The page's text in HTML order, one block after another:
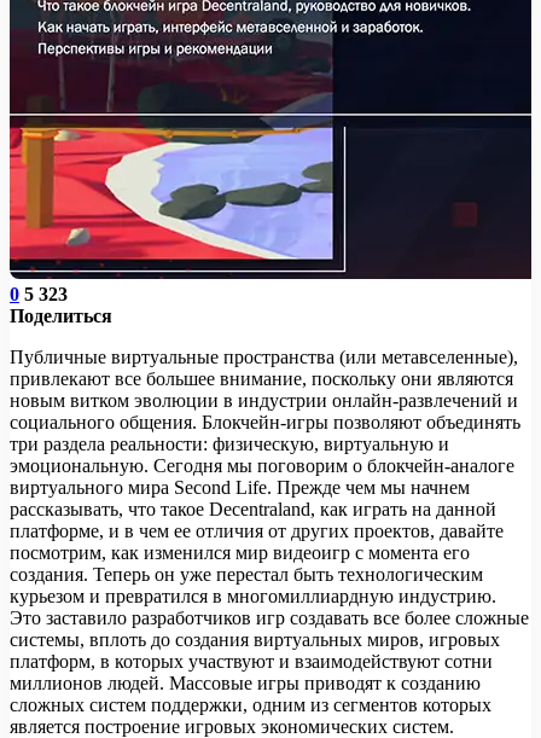
0 5 323
Поделиться
Публичные виртуальные пространства (или метавселенные),
привлекают все большее внимание, поскольку они являются
новым витком эволюции в индустрии онлайн-развлечений и
социального общения. Блокчейн-игры позволяют объединять
три раздела реальности: физическую, виртуальную и
эмоциональную. Сегодня мы поговорим о блокчейн-аналоге
виртуального мира Second Life. Прежде чем мы начнем
рассказывать, что такое Decentraland, как играть на данной
платформе, и в чем ее отличия от других проектов, давайте
посмотрим, как изменился мир видеоигр с момента его
создания. Теперь он уже перестал быть технологическим
курьезом и превратился в многомиллиардную индустрию.
Это заставило разработчиков игр создавать все более сложные
системы, вплоть до создания виртуальных миров, игровых
платформ, в которых участвуют и взаимодействуют сотни
миллионов людей. Массовые игры приводят к созданию
сложных систем поддержки, одним из сегментов которых
является построение игровых экономических систем.